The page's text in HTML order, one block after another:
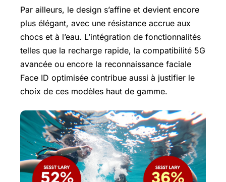
Par ailleurs, le design s’affine et devient encore
plus élégant, avec une résistance accrue aux
chocs et à l’eau. L’intégration de fonctionnalités
telles que la recharge rapide, la compatibilité 5G
avancée ou encore la reconnaissance faciale
Face ID optimisée contribue aussi à justifier le
choix de ces modèles haut de gamme.